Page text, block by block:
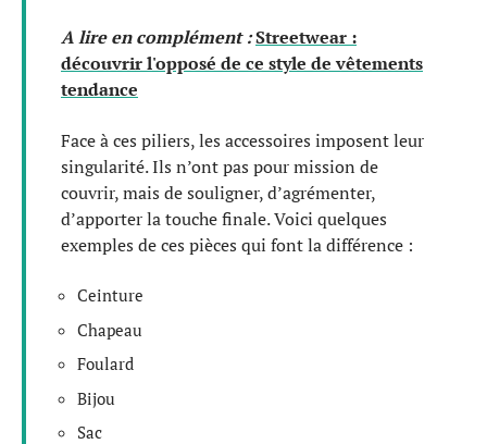
A lire en complément :Streetwear :
découvrir l'opposé de ce style de vêtements
tendance
Face à ces piliers, les accessoires imposent leur
singularité. Ils n’ont pas pour mission de
couvrir, mais de souligner, d’agrémenter,
d’apporter la touche finale. Voici quelques
exemples de ces pièces qui font la différence :
Ceinture
Chapeau
Foulard
Bijou
Sac